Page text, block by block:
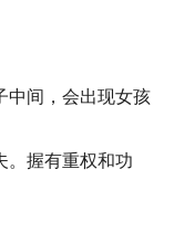
中间，会出现女孩
。握有重权和功